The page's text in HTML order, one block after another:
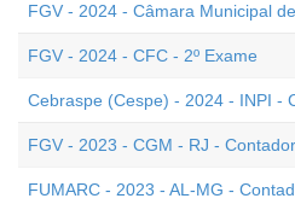
FGV - 2024 - Câmara Municipal
FGV - 2024 - CFC - 2º Exame
Cebraspe (Cespe) - 2024 - INPI -
FGV - 2023 - CGM - RJ - Contador
FUMARC - 2023 - AL-MG -